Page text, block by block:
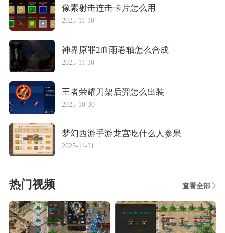
像素射击连击卡片怎么用
2025-11-10
神界原罪2血雨卷轴怎么合成
2025-11-30
王者荣耀刀架后羿怎么出装
2025-10-30
梦幻西游手游龙宫吃什么人参果
2025-11-21
热门视频 查看全部